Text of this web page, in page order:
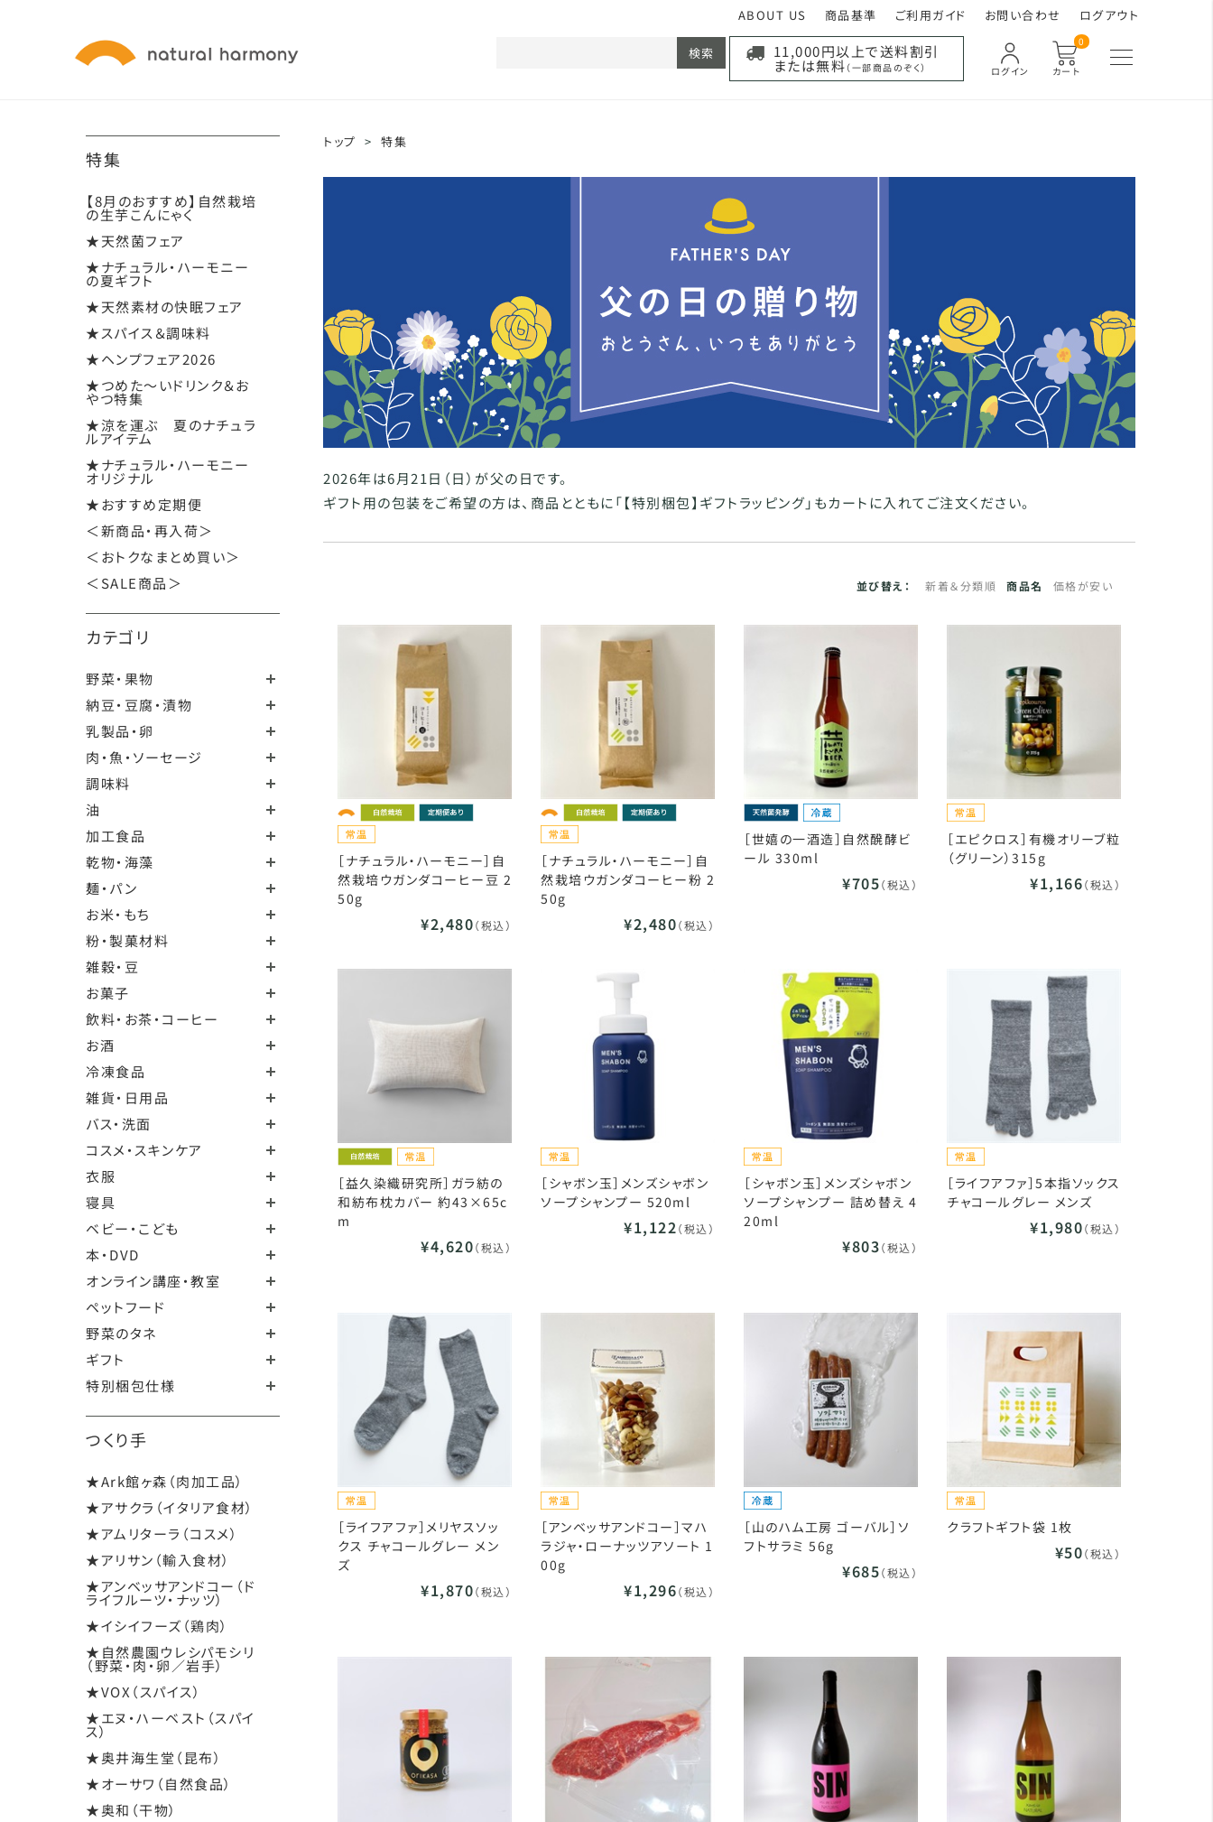
ABOUT US 商品基準 ご利用ガイド お問い合わせ ログアウト
カート
0
ログイン
11,000円以上で送料割引
または無料 （一部商品のぞく）
検索
特集
【8月のおすすめ】自然栽培
の生芋こんにゃく
★天然菌フェア
★ナチュラル・ハーモニー
の夏ギフト
★天然素材の快眠フェア
★スパイス＆調味料
★ヘンプフェア2026
★つめた～いドリンク＆お
やつ特集
★涼を運ぶ 夏のナチュラ
ルアイテム
★ナチュラル・ハーモニー
オリジナル
★おすすめ定期便
＜新商品・再入荷＞
＜おトクなまとめ買い＞
＜SALE商品＞
カテゴリ
野菜・果物
納豆・豆腐・漬物
乳製品・卵
肉・魚・ソーセージ
調味料
油
加工食品
乾物・海藻
麺・パン
お米・もち
粉・製菓材料
雑穀・豆
お菓子
飲料・お茶・コーヒー
お酒
冷凍食品
雑貨・日用品
バス・洗面
コスメ・スキンケア
衣服
寝具
ベビー・こども
本・DVD
オンライン講座・教室
ペットフード
野菜のタネ
ギフト
特別梱包仕様
つくり手
★Ark館ヶ森（肉加工品）
★アサクラ（イタリア食材）
★アムリターラ（コスメ）
★アリサン（輸入食材）
★アンベッサアンドコー（ド
ライフルーツ・ナッツ）
★イシイフーズ（鶏肉）
★自然農園ウレシパモシリ
（野菜・肉・卵／岩手）
★VOX（スパイス）
★エヌ・ハーベスト（スパイ
ス）
★奥井海生堂（昆布）
★オーサワ（自然食品）
★奥和（干物）
トップ > 特集
2026年は6月21日（日）が父の日です。
ギフト用の包装をご希望の方は、商品とともに「【特別梱包】ギフトラッピング」もカートに入れてご注文ください。
並び替え： 新着＆分類順 商品名 価格が安い
［ナチュラル・ハーモニー］自
然栽培ウガンダコーヒー豆 2
50g
¥2,480（税込）
［ナチュラル・ハーモニー］自
然栽培ウガンダコーヒー粉 2
50g
¥2,480（税込）
［世嬉の一酒造］自然醗酵ビ
ール 330ml
¥705（税込）
［エピクロス］有機オリーブ粒
（グリーン）315g
¥1,166（税込）
［益久染織研究所］ガラ紡の
和紡布枕カバー 約43×65c
m
¥4,620（税込）
［シャボン玉］メンズシャボン
ソープシャンプー 520ml
¥1,122（税込）
［シャボン玉］メンズシャボン
ソープシャンプー 詰め替え 4
20ml
¥803（税込）
［ライフアファ］5本指ソックス
チャコールグレー メンズ
¥1,980（税込）
［ライフアファ］メリヤスソッ
クス チャコールグレー メン
ズ
¥1,870（税込）
［アンベッサアンドコー］マハ
ラジャ・ローナッツアソート 1
00g
¥1,296（税込）
［山のハム工房 ゴーバル］ソ
フトサラミ 56g
¥685（税込）
クラフトギフト袋 1枚
¥50（税込）